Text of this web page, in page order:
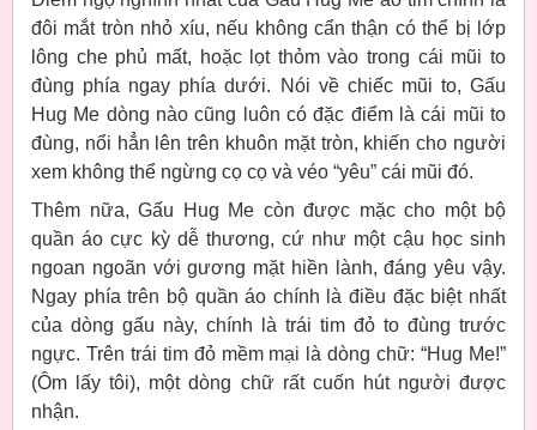
đôi mắt tròn nhỏ xíu, nếu không cẩn thận có thể bị lớp
lông che phủ mất, hoặc lọt thỏm vào trong cái mũi to
đùng phía ngay phía dưới. Nói về chiếc mũi to, Gấu
Hug Me dòng nào cũng luôn có đặc điểm là cái mũi to
đùng, nổi hẳn lên trên khuôn mặt tròn, khiến cho người
xem không thể ngừng cọ cọ và véo “yêu” cái mũi đó.
Thêm nữa, Gấu Hug Me còn được mặc cho một bộ
quần áo cực kỳ dễ thương, cứ như một cậu học sinh
ngoan ngoãn với gương mặt hiền lành, đáng yêu vậy.
Ngay phía trên bộ quần áo chính là điều đặc biệt nhất
của dòng gấu này, chính là trái tim đỏ to đùng trước
ngực. Trên trái tim đỏ mềm mại là dòng chữ: “Hug Me!”
(Ôm lấy tôi), một dòng chữ rất cuốn hút người được
nhận.